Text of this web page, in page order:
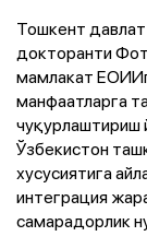
Тошкент
докторанти
мамлакат
манфаатларга
чуқурлаштириш
Ўзбекистон
хусусиятига
интеграция
самарадорлик